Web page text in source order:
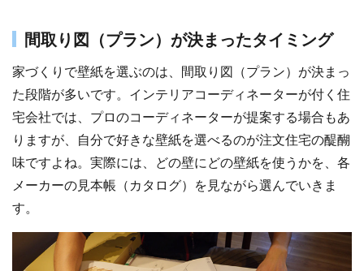
間取り図（プラン）が決まったタイミング
家づくりで壁紙を選ぶのは、間取り図（プラン）が決まっ
た段階が多いです。インテリアコーディネーターが付く住
宅会社では、プロのコーディネーターが提案する場合もあ
りますが、自分で好きな壁紙を選べるのが注文住宅の醍醐
味ですよね。実際には、どの壁にどの壁紙を使うかを、各
メーカーの見本帳（カタログ）を見ながら選んでいきま
す。